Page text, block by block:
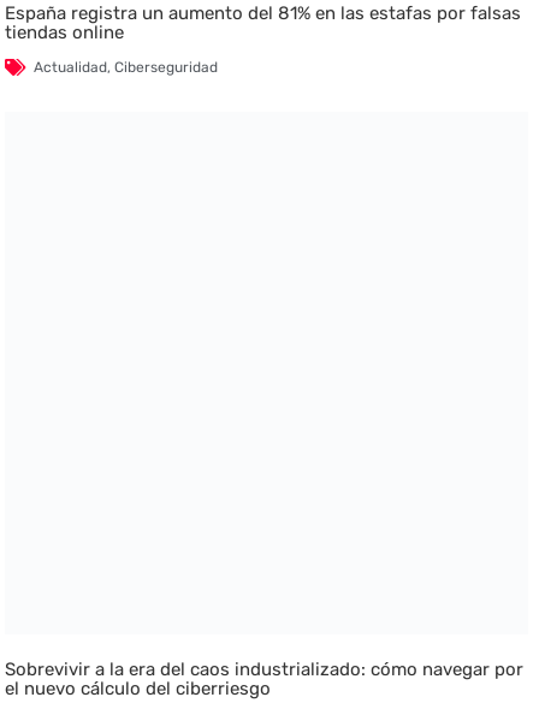
España registra un aumento del 81% en las estafas por falsas
tiendas online
Actualidad,Ciberseguridad
Sobrevivir a la era del caos industrializado: cómo navegar por
el nuevo cálculo del ciberriesgo